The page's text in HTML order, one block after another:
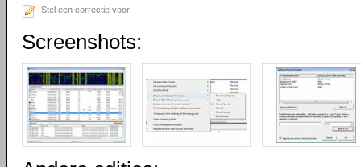
Stel een correctie voor
Screenshots: